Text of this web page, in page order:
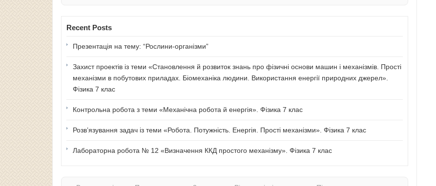
Recent Posts
Презентація на тему: “Рослини-організми”
Захист проектів із теми «Становлення й розвиток знань про фізичні основи машин і механізмів. Прості
механізми в побутових приладах. Біомеханіка людини. Використання енергії природних джерел».
Фізика 7 клас
Контрольна робота з теми «Механічна робота й енергія». Фізика 7 клас
Розв’язування задач із теми «Робота. Потужність. Енергія. Прості механізми». Фізика 7 клас
Лабораторна робота № 12 «Визначення ККД простого механізму». Фізика 7 клас